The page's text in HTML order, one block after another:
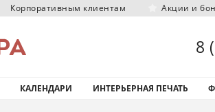
Корпоративным клиентам Акции и
8
КАЛЕНДАРИ ИНТЕРЬЕРНАЯ ПЕЧАТЬ